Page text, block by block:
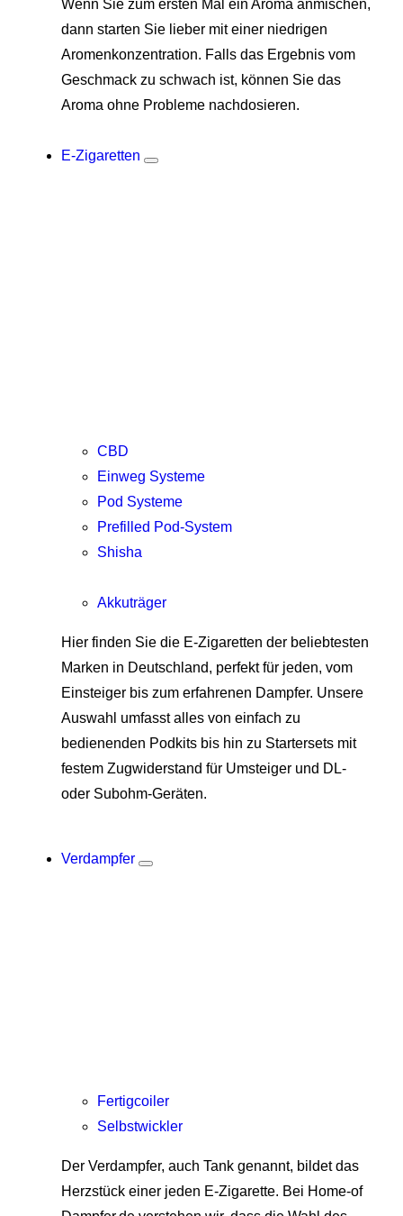
Wenn Sie zum ersten Mal ein Aroma anmischen,
dann starten Sie lieber mit einer niedrigen
Aromenkonzentration. Falls das Ergebnis vom
Geschmack zu schwach ist, können Sie das
Aroma ohne Probleme nachdosieren.
E-Zigaretten
CBD
Einweg Systeme
Pod Systeme
Prefilled Pod-System
Shisha
Akkuträger
Hier finden Sie die E-Zigaretten der beliebtesten
Marken in Deutschland, perfekt für jeden, vom
Einsteiger bis zum erfahrenen Dampfer. Unsere
Auswahl umfasst alles von einfach zu
bedienenden Podkits bis hin zu Startersets mit
festem Zugwiderstand für Umsteiger und DL-
oder Subohm-Geräten.
Verdampfer
Fertigcoiler
Selbstwickler
Der Verdampfer, auch Tank genannt, bildet das
Herzstück einer jeden E-Zigarette. Bei Home-of